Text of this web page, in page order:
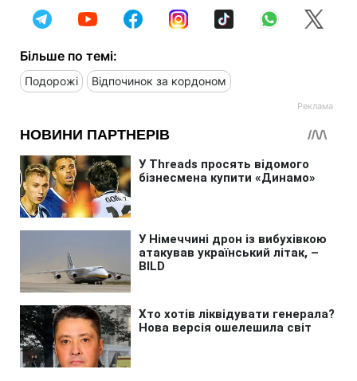
Більше по темі:
Подорожі Відпочинок за кордоном